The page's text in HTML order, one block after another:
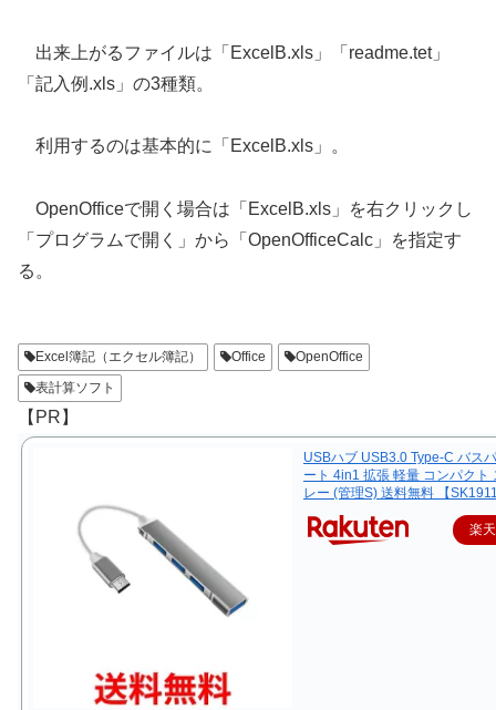
出来上がるファイルは「ExcelB.xls」「readme.tet」
「記入例.xls」の3種類。
利用するのは基本的に「ExcelB.xls」。
OpenOfficeで開く場合は「ExcelB.xls」を右クリックし
「プログラムで開く」から「OpenOfficeCalc」を指定す
る。
Excel簿記（エクセル簿記） Office
OpenOffice
表計算ソフト
【PR】
USBハブ USB3.0 Type-C バス
ート 4in1 拡張 軽量 コンパクト
レー (管理S) 送料無料 【
楽